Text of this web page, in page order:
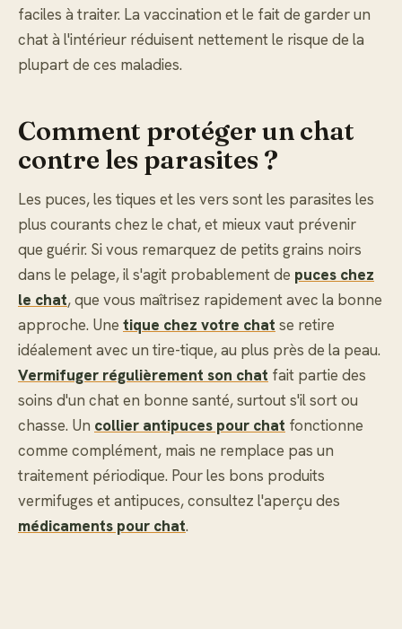
faciles à traiter. La vaccination et le fait de garder un
chat à l'intérieur réduisent nettement le risque de la
plupart de ces maladies.
Comment protéger un chat
contre les parasites ?
Les puces, les tiques et les vers sont les parasites les
plus courants chez le chat, et mieux vaut prévenir
que guérir. Si vous remarquez de petits grains noirs
dans le pelage, il s'agit probablement de puces chez
le chat, que vous maîtrisez rapidement avec la bonne
approche. Une tique chez votre chat se retire
idéalement avec un tire-tique, au plus près de la peau.
Vermifuger régulièrement son chat fait partie des
soins d'un chat en bonne santé, surtout s'il sort ou
chasse. Un collier antipuces pour chat fonctionne
comme complément, mais ne remplace pas un
traitement périodique. Pour les bons produits
vermifuges et antipuces, consultez l'aperçu des
médicaments pour chat.